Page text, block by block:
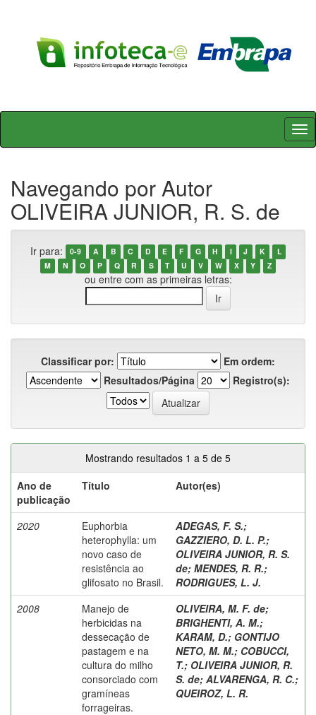
Skip
Navegando por Autor
OLIVEIRA JUNIOR, R. S. de
Ir para: 0-9 A B C D E F G H I J K
L
M
N O P Q R S T U V W X Y Z
ou entre com as primeiras letras:
Classificar por:
Em ordem:
Resultados/Página
Registro(s):
Mostrando resultados 1 a 5 de 5
Ano de
publicação
Título Autor(es)
2020
Euphorbia
heterophylla: um
novo caso de
resistência ao
glifosato no Brasil.
ADEGAS, F. S.;
GAZZIERO, D. L. P.;
OLIVEIRA JUNIOR, R. S.
de; MENDES, R. R.;
RODRIGUES, L. J.
2008
Manejo de
herbicidas na
dessecação de
pastagem e na
cultura do milho
consorciado com
gramíneas
forrageiras.
OLIVEIRA, M. F. de;
BRIGHENTI, A. M.;
KARAM, D.; GONTIJO
NETO, M. M.; COBUCCI,
T.; OLIVEIRA JUNIOR, R.
S. de; ALVARENGA, R. C.;
QUEIROZ, L. R.